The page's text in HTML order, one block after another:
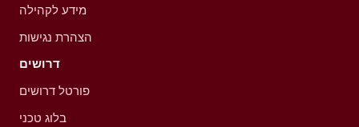
מידע לקהילה
הצהרת נגישות
דרושים
פורטל דרושים
בלוג טכני